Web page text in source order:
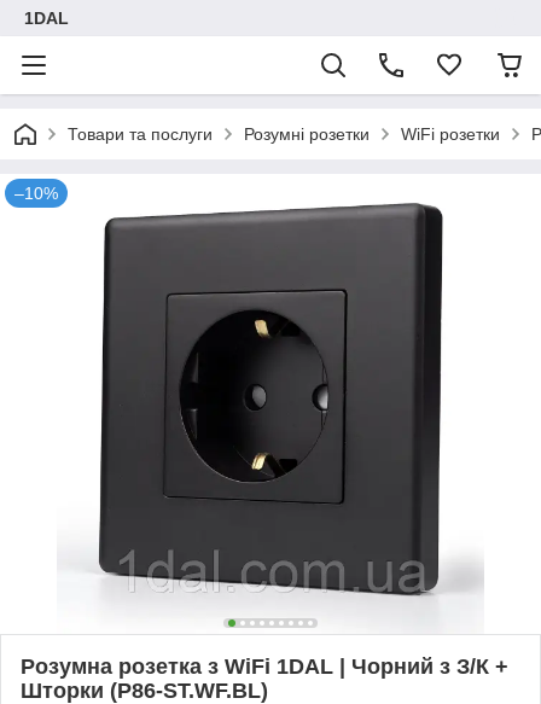
1DAL
Товари та послуги Розумні розетки WiFi розетки
–10%
Розумна розетка з WiFi 1DAL | Чорний з З/К +
Шторки (P86-ST.WF.BL)